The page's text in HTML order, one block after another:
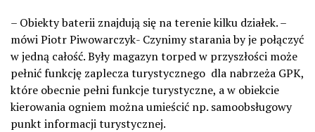
– Obiekty baterii znajdują się na terenie kilku działek. –
mówi Piotr Piwowarczyk- Czynimy starania by je połączyć
w jedną całość. Były magazyn torped w przyszłości może
pełnić funkcję zaplecza turystycznego dla nabrzeża GPK,
które obecnie pełni funkcje turystyczne, a w obiekcie
kierowania ogniem można umieścić np. samoobsługowy
punkt informacji turystycznej.